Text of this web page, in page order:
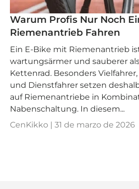
Warum Profis Nur Noch
Riemenantrieb Fahren
Ein E‑Bike mit Riemenantrieb
wartungsärmer und sauberer
Kettenrad. Besonders
und Dienstfahrer setzen
auf Riemenantriebe in
Nabenschaltung. In diesem...
CenKikko | 31 de marzo de 2026